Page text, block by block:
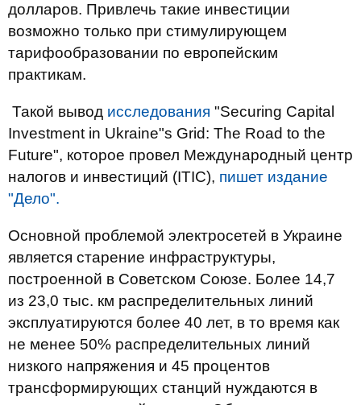
долларов. Привлечь такие инвестиции
возможно только при стимулирующем
тарифообразовании по европейским
практикам.
Такой вывод исследования "Securing Capital
Investment in Ukraine"s Grid: The Road to the
Future", которое провел Международный центр
налогов и инвестиций (ІТІС), пишет издание
"Дело".
Основной проблемой электросетей в Украине
является старение инфраструктуры,
построенной в Советском Союзе. Более 14,7
из 23,0 тыс. км распределительных линий
эксплуатируются более 40 лет, в то время как
не менее 50% распределительных линий
низкого напряжения и 45 процентов
трансформирующих станций нуждаются в